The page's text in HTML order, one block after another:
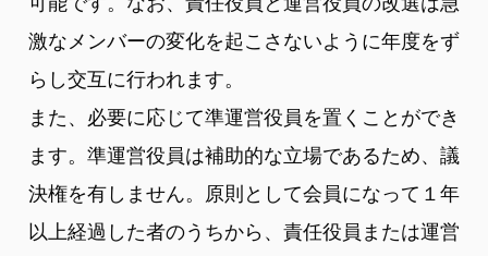
激なメンバーの変化を起こさないように年度をず
らし交互に行われます。
また、必要に応じて準運営役員を置くことができ
ます。準運営役員は補助的な立場であるため、議
決権を有しません。原則として会員になって１年
以上経過した者のうちから、責任役員または運営